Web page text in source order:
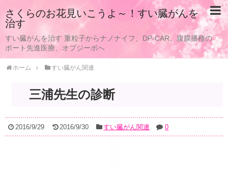
さくらのお花見いこうよ～！すい臓がんを
治す
すい臓がんを治す 重粒子からナノナイフ、DP-CAR、腹膜播種の
ポート先進医療、オプジーボへ
ホーム すい臓がん関連
三浦先生の診断
2016/9/29 2016/9/30 すい臓がん関連 0